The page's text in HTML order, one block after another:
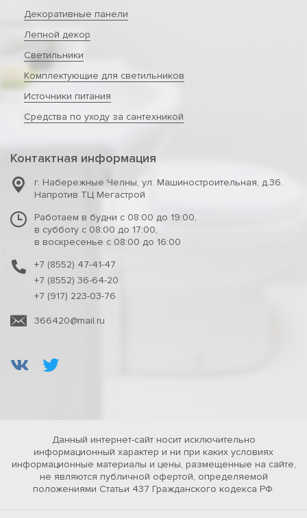
Декоративные панели
Лепной декор
Светильники
Комплектующие для светильников
Источники питания
Средства по уходу за сантехникой
Контактная информация
г. Набережные Челны, ул. Машиностроительная, д.36.
Напротив ТЦ Мегастрой
Работаем в будни с 08:00 до 19:00,
в субботу с 08:00 до 17:00,
в воскресенье с 08:00 до 16:00
+7 (8552) 47-41-47
+7 (8552) 36-64-20
+7 (917) 223-03-76
366420@mail.ru
Данный интернет-сайт носит исключительно
информационный характер и ни при каких условиях
информационные материалы и цены, размещенные на сайте,
не являются публичной офертой, определяемой
положениями Статьи 437 Гражданского кодекса РФ.